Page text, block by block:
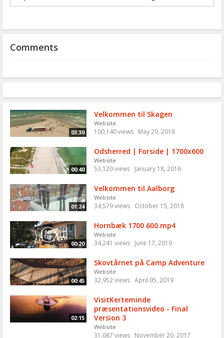
to
Comments
03:30
Velkommen til Skagen
Website
100,140 views May 29, 2018
00:40
Odsherred | Forside | 1700x600
Website
53,120 views January 18, 2018
01:24
Velkommen til Aalborg
Website
34,579 views October 15, 2018
00:20
Hornbæk 1700 600.mp4
Website
34,241 views June 17, 2019
00:45
Skovtårnet på Camp Adventure
Website
32,952 views April 05, 2019
02:15
VisitKerteminde
præsentationsvideo - Final
Version 3
Website
31,087 views November 20, 2017